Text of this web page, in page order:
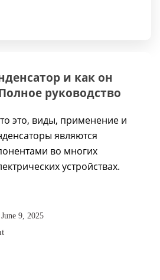
и как он
руководство
это, виды, применение и
являются
во многих
устройствах.
June 9, 2025